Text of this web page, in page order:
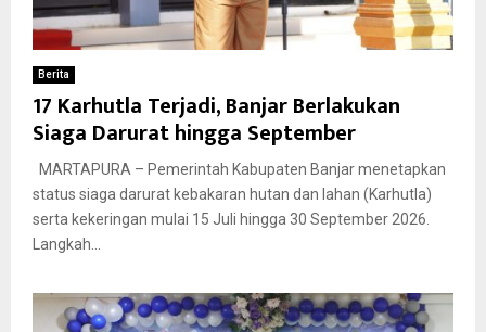
Berita
17 Karhutla Terjadi, Banjar Berlakukan
Siaga Darurat hingga September
MARTAPURA – Pemerintah Kabupaten Banjar menetapkan
status siaga darurat kebakaran hutan dan lahan (Karhutla)
serta kekeringan mulai 15 Juli hingga 30 September 2026.
Langkah...